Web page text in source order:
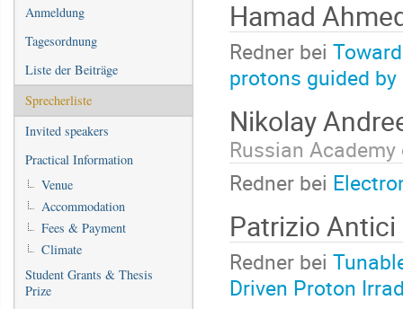
Anmeldung
Tagesordnung
Liste der Beiträge
Sprecherliste
Invited speakers
Practical Information
Venue
Accommodation
Fees & Payment
Climate
Student Grants & Thesis
Prize
Hamad
Redner bei
protons guided
Nikolay
Russian
Redner bei
Patrizio Antici
Redner bei
Driven Proton